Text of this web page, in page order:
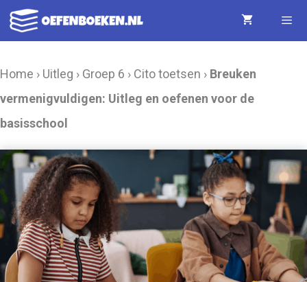
Ga
naar
Home › Uitleg › Groep 6 › Cito toetsen › Breuken
vermenigvuldigen: Uitleg en oefenen voor de
basisschool